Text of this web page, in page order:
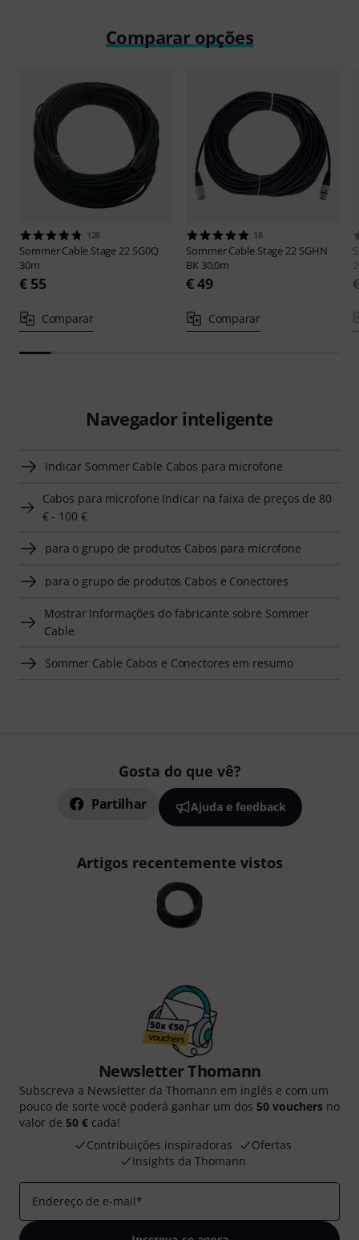
Comparar opções
128
Sommer Cable Stage 22 SG0Q
30m
€ 55
Comparar
18
Sommer Cable Stage 22 SGHN
BK 30,0m
€ 49
Comparar
Navegador inteligente
Indicar Sommer Cable Cabos para microfone
Cabos para microfone Indicar na faixa de preços de 80
€ - 100 €
para o grupo de produtos Cabos para microfone
para o grupo de produtos Cabos e Conectores
Mostrar Informações do fabricante sobre Sommer
Cable
Sommer Cable Cabos e Conectores em resumo
Gosta do que vê?
Partilhar Ajuda e feedback
Artigos recentemente vistos
Newsletter Thomann
Subscreva a Newsletter da Thomann em inglês e com um
pouco de sorte você poderá ganhar um dos 50 vouchers no
valor de 50 € cada!
Contribuições inspiradoras
Ofertas
Insights da Thomann
Endereço de e-mail*